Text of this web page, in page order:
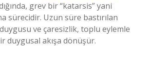
grev bir “katarsis” yani
sürecidir. Uzun süre bastırılan
ve çaresizlik, toplu eylemle
duygusal akışa dönüşür.